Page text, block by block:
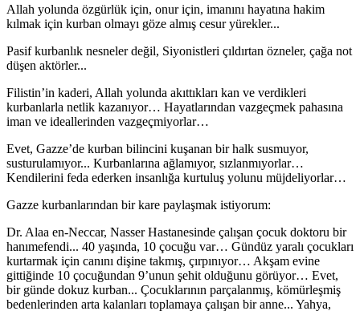
Allah yolunda özgürlük için, onur için, imanını hayatına hakim
kılmak için kurban olmayı göze almış cesur yürekler...
Pasif kurbanlık nesneler değil, Siyonistleri çıldırtan özneler, çağa not
düşen aktörler...
Filistin’in kaderi, Allah yolunda akıttıkları kan ve verdikleri
kurbanlarla netlik kazanıyor… Hayatlarından vazgeçmek pahasına
iman ve ideallerinden vazgeçmiyorlar…
Evet, Gazze’de kurban bilincini kuşanan bir halk susmuyor,
susturulamıyor... Kurbanlarına ağlamıyor, sızlanmıyorlar…
Kendilerini feda ederken insanlığa kurtuluş yolunu müjdeliyorlar…
Gazze kurbanlarından bir kare paylaşmak istiyorum:
Dr. Alaa en-Neccar, Nasser Hastanesinde çalışan çocuk doktoru bir
hanımefendi... 40 yaşında, 10 çocuğu var… Gündüz yaralı çocukları
kurtarmak için canını dişine takmış, çırpınıyor… Akşam evine
gittiğinde 10 çocuğundan 9’unun şehit olduğunu görüyor… Evet,
bir günde dokuz kurban... Çocuklarının parçalanmış, kömürleşmiş
bedenlerinden arta kalanları toplamaya çalışan bir anne... Yahya,